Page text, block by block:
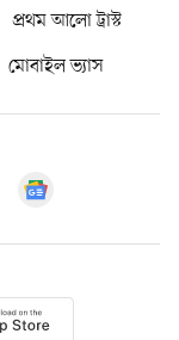
প্রথম আলো ট্রাস্ট
মোবাইল ভ্যাস